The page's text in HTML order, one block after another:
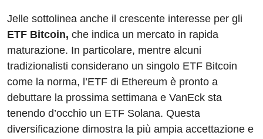
Jelle sottolinea anche il crescente interesse per gli
ETF Bitcoin, che indica un mercato in rapida
maturazione. In particolare, mentre alcuni
tradizionalisti considerano un singolo ETF Bitcoin
come la norma, l’ETF di Ethereum è pronto a
debuttare la prossima settimana e VanEck sta
tenendo d’occhio un ETF Solana. Questa
diversificazione dimostra la più ampia accettazione e